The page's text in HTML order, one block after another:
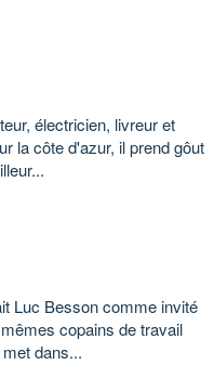
électricien, livreur et
la côte d'azur, il prend gôut
Luc Besson comme invité
copains de travail
dans...